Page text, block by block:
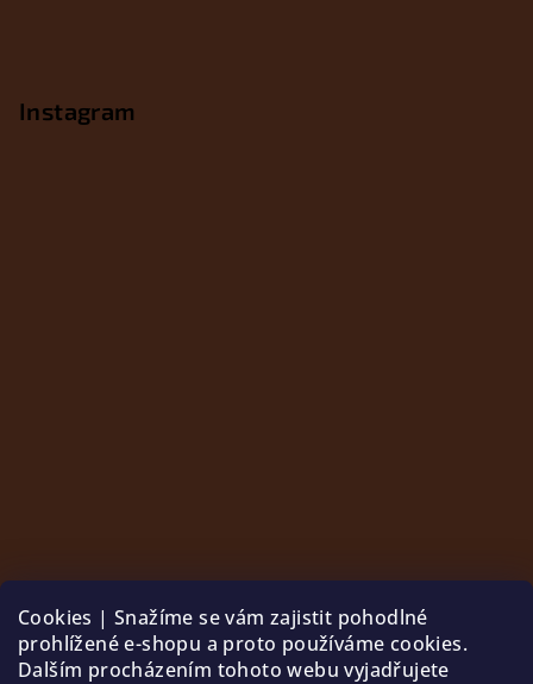
Cookies | Snažíme se vám zajistit pohodlné
prohlížené e-shopu a proto používáme cookies.
Dalším procházením tohoto webu vyjadřujete
Instagram